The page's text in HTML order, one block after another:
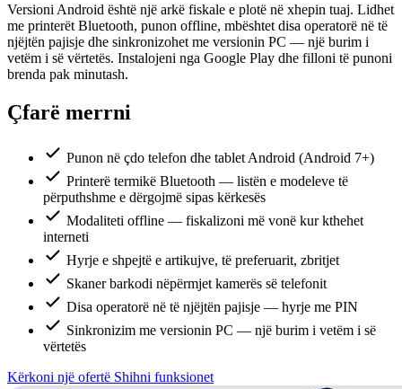
Versioni Android është një arkë fiskale e plotë në xhepin tuaj. Lidhet
me printerët Bluetooth, punon offline, mbështet disa operatorë në të
njëjtën pajisje dhe sinkronizohet me versionin PC — një burim i
vetëm i së vërtetës. Instalojeni nga Google Play dhe filloni të punoni
brenda pak minutash.
Çfarë merrni
Punon në çdo telefon dhe tablet Android (Android 7+)
Printerë termikë Bluetooth — listën e modeleve të
përputhshme e dërgojmë sipas kërkesës
Modaliteti offline — fiskalizoni më vonë kur kthehet
interneti
Hyrje e shpejtë e artikujve, të preferuarit, zbritjet
Skaner barkodi nëpërmjet kamerës së telefonit
Disa operatorë në të njëjtën pajisje — hyrje me PIN
Sinkronizim me versionin PC — një burim i vetëm i së
vërtetës
Kërkoni një ofertë Shihni funksionet